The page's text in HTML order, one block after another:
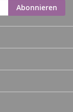
Abonnieren